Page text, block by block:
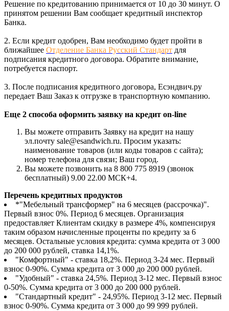
Решение по кредитованию принимается от 10 до 30 минут. О
принятом решении Вам сообщает кредитный инспектор
Банка.
2. Если кредит одобрен, Вам необходимо будет пройти в
ближайшее Отделение Банка Русский Стандарт для
подписания кредитного договора. Обратите внимание,
потребуется паспорт.
3. После подписания кредитного договора, Есэндвич.ру
передает Ваш Заказ к отгрузке в транспортную компанию.
Еще 2 способа оформить заявку на кредит on-line
Вы можете отправить Заявку на кредит на нашу
эл.почту sale@esandwich.ru. Просим указать:
наименование товаров (или коды товаров с сайта);
номер телефона для связи; Ваш город.
Вы можете позвонить на 8 800 775 8919 (звонок
бесплатный) 9.00 22.00 МСК+4.
Перечень кредитных продуктов
*"Мебельный трансформер" на 6 месяцев (рассрочка)".
Первый взнос 0%. Период 6 месяцев. Организация
предоставляет Клиентам скидку в размере 4%, компенсируя
таким образом начисленные проценты по кредиту за 6
месяцев. Остальные условия кредита: сумма кредита от 3 000
до 200 000 рублей, ставка 14,1%.
"Комфортный" - ставка 18,2%. Период 3-24 мес. Первый
взнос 0-90%. Сумма кредита от 3 000 до 200 000 рублей.
"Удобный" - ставка 24,5%. Период 3-12 мес. Первый взнос
0-50%. Сумма кредита от 3 000 до 200 000 рублей.
"Стандартный кредит" - 24,95%. Период 3-12 мес. Первый
взнос 0-90%. Сумма кредита от 3 000 до 99 999 рублей.